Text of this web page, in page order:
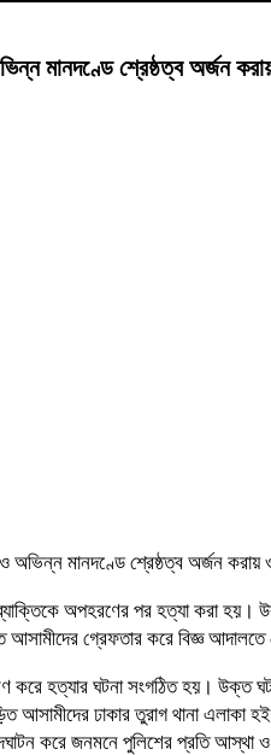
মানদণ্ডে শ্রেষ্ঠত্ব অর্জন
অভিন্ন মানদণ্ডে শ্রেষ্ঠত্ব অর্জন
অপহরণের পর হত্যা করা হয়।
গ্রেফতার করে বিজ্ঞ আদালতে
হত্যার ঘটনা সংগঠিত হয়। উক্ত
ঢাকার তুরাগ থানা এলাকা
করে জনমনে পুলিশের প্রতি